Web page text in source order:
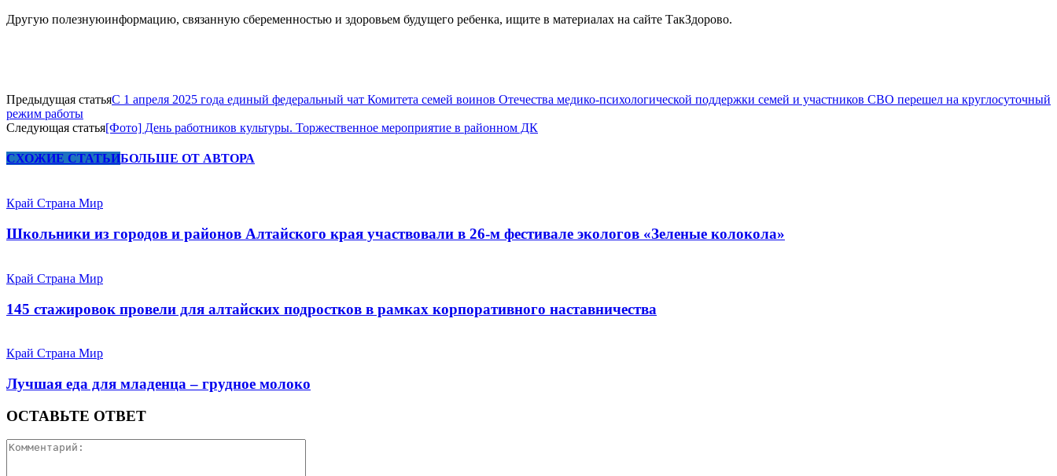
Другую полезнуюинформацию, связанную сбеременностью и здоровьем будущего ребенка, ищите в материалах на сайте ТакЗдорово.
Предыдущая статьяС 1 апреля 2025 года единый федеральный чат Комитета семей воинов Отечества медико-психологической поддержки семей и участников СВО перешел на круглосуточный
режим работы
Следующая статья[Фото] День работников культуры. Торжественное мероприятие в районном ДК
СХОЖИЕ СТАТЬИБОЛЬШЕ ОТ АВТОРА
Край Страна Мир
Школьники из городов и районов Алтайского края участвовали в 26-м фестивале экологов «Зеленые колокола»
Край Страна Мир
145 стажировок провели для алтайских подростков в рамках корпоративного наставничества
Край Страна Мир
Лучшая еда для младенца – грудное молоко
ОСТАВЬТЕ ОТВЕТ